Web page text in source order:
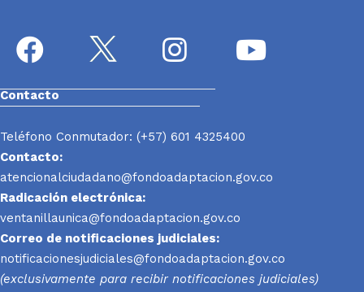
Contacto
Teléfono Conmutador: (+57) 601 4325400
Contacto:
atencionalciudadano@fondoadaptacion.gov.co
Radicación electrónica:
ventanillaunica@fondoadaptacion.gov.co
Correo de notificaciones judiciales:
notificacionesjudiciales@fondoadaptacion.gov.co
(exclusivamente para recibir notificaciones judiciales)